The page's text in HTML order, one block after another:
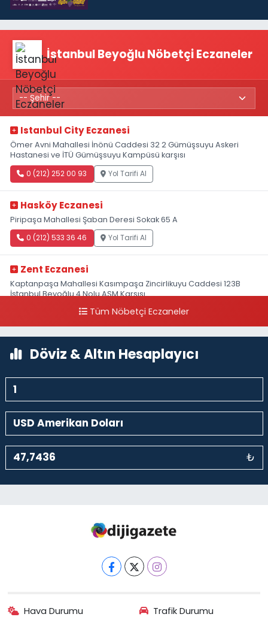
İstanbul Beyoğlu Nöbetçi Eczaneler
Istanbul City Eczanesi
Ömer Avni Mahallesi İnönü Caddesi 32 2 Gümüşsuyu Askeri
Hastanesi ve İTÜ Gümüşsuyu Kampüsü karşısı
0 (212) 252 00 93 Yol Tarifi Al
Hasköy Eczanesi
Piripaşa Mahallesi Şaban Deresi Sokak 65 A
0 (212) 533 36 46 Yol Tarifi Al
Zent Eczanesi
Kaptanpaşa Mahallesi Kasımpaşa Zincirlikuyu Caddesi 123B
İstanbul Beyoğlu 4 Nolu ASM Karşısı
0 (212) 297 96 92 Yol Tarifi Al
Tüm Nöbetçi Eczaneler
Döviz & Altın Hesaplayıcı
₺
Hava Durumu Trafik Durumu